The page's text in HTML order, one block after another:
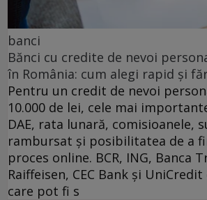
banci
Bănci cu credite de nevoi
în România: cum alegi rapid și
Pentru un credit de nevoi
10.000 de lei, cele mai
DAE, rata lunară, comisioanele,
rambursat și posibilitatea de a
proces online. BCR, ING, Banca
Raiffeisen, CEC Bank și
care pot fi s